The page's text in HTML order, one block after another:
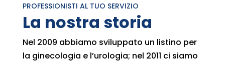
PROFESSIONISTI AL TUO SERVIZIO
La nostra storia
Nel 2009 abbiamo sviluppato un listino per
la ginecologia e l’urologia; nel 2011 ci siamo